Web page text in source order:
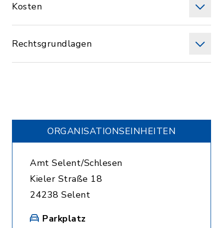
Kosten
Rechtsgrundlagen
ORGANISATIONS­EINHEITEN
Amt Selent/Schlesen
Kieler Straße 18
24238 Selent
Parkplatz